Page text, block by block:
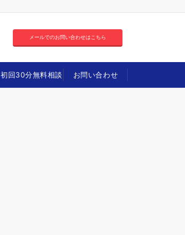
メールでのお問い合わせはこちら
初回30分無料相談 お問い合わせ